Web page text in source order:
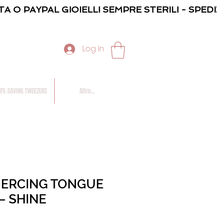
O PAYPAL GIOIELLI SEMPRE STERILI -
Log In
SAVING TWEEZERS Altro...
TONGUE
SHINE